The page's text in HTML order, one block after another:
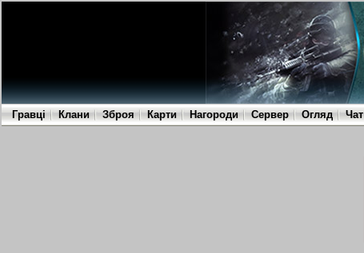
Гравці Клани Зброя Карти Нагороди Сервер Огляд Чат